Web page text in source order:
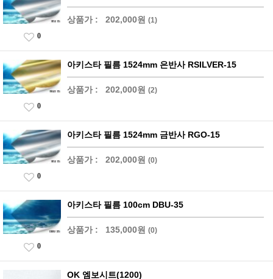
상품가 : 202,000원 (1)
0
아키스타 필름 1524mm 은반사 RSILVER-15
상품가 : 202,000원 (2)
0
아키스타 필름 1524mm 금반사 RGO-15
상품가 : 202,000원 (0)
0
아키스타 필름 100cm DBU-35
상품가 : 135,000원 (0)
0
OK 엠보시트(1200)